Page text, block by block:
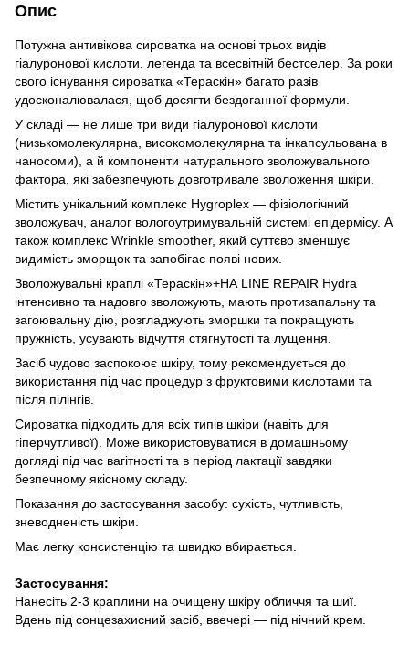
Опис
Потужна антивікова сироватка на основі трьох видів
гіалуронової кислоти, легенда та всесвітній бестселер. За роки
свого існування сироватка «Тераскін» багато разів
удосконалювалася, щоб досягти бездоганної формули.
У складі — не лише три види гіалуронової кислоти
(низькомолекулярна, високомолекулярна та інкапсульована в
наносоми), а й компоненти натурального зволожувального
фактора, які забезпечують довготривале зволоження шкіри.
Містить унікальний комплекс Hygroplex — фізіологічний
зволожувач, аналог вологоутримувальній системі епідермісу. А
також комплекс Wrinkle smoother, який суттєво зменшує
видимість зморщок та запобігає появі нових.
Зволожувальні краплі «Тераскін»+НА LINE REPAIR Hydra
інтенсивно та надовго зволожують, мають протизапальну та
загоювальну дію, розгладжують зморшки та покращують
пружність, усувають відчуття стягнутості та лущення.
Засіб чудово заспокоює шкіру, тому рекомендується до
використання під час процедур з фруктовими кислотами та
після пілінгів.
Сироватка підходить для всіх типів шкіри (навіть для
гіперчутливої). Може використовуватися в домашньому
догляді під час вагітності та в період лактації завдяки
безпечному якісному складу.
Показання до застосування засобу: сухість, чутливість,
зневодненість шкіри.
Має легку консистенцію та швидко вбирається.
Застосування:
Нанесіть 2-3 краплини на очищену шкіру обличчя та шиї.
Вдень під сонцезахисний засіб, ввечері — під нічний крем.